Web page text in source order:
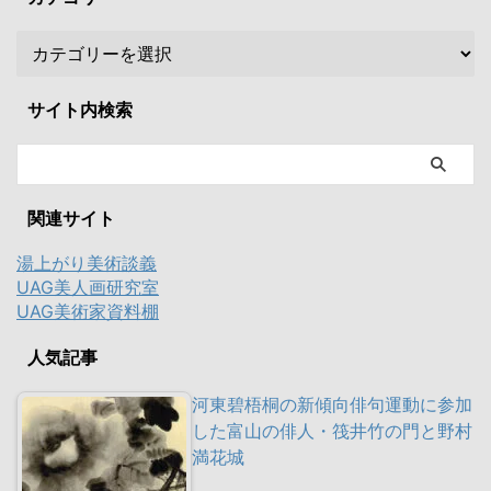
サイト内検索
関連サイト
湯上がり美術談義
UAG美人画研究室
UAG美術家資料棚
人気記事
河東碧梧桐の新傾向俳句運動に参加
した富山の俳人・筏井竹の門と野村
満花城